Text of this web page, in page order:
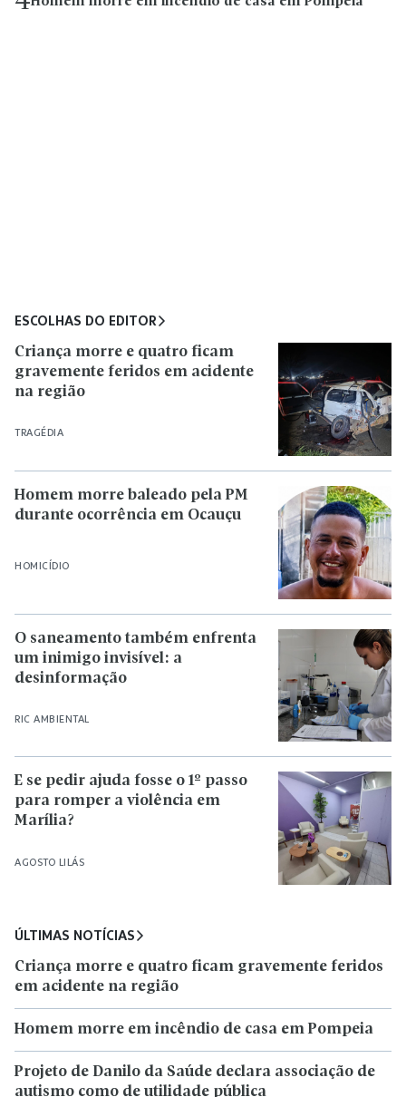
ESCOLHAS DO EDITOR
TRAGÉDIA
Criança morre e quatro ficam
gravemente feridos em acidente
na região
HOMICÍDIO
Homem morre baleado pela PM
durante ocorrência em Ocauçu
RIC AMBIENTAL
O saneamento também enfrenta
um inimigo invisível: a
desinformação
AGOSTO LILÁS
E se pedir ajuda fosse o 1º passo
para romper a violência em
Marília?
ÚLTIMAS NOTÍCIAS
Criança morre e quatro ficam gravemente feridos
em acidente na região
Homem morre em incêndio de casa em Pompeia
Projeto de Danilo da Saúde declara associação de
autismo como de utilidade pública